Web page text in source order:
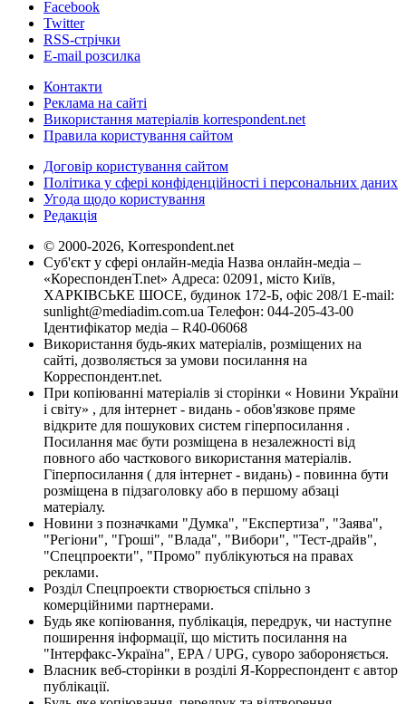
Facebook
Twitter
RSS-стрічки
E-mail розсилка
Контакти
Реклама на сайті
Використання матеріалів korrespondent.net
Правила користування сайтом
Договір користування сайтом
Політика у сфері конфіденційності і персональних даних
Угода щодо користування
Редакція
© 2000-2026, Korrespondent.net
Суб'єкт у сфері онлайн-медіа Назва онлайн-медіа –
«КореспонденТ.net» Адреса: 02091, місто Київ,
ХАРКІВСЬКЕ ШОСЕ, будинок 172-Б, офіс 208/1 E-mail:
sunlight@mediadim.com.ua Телефон: 044-205-43-00
Ідентифікатор медіа – R40-06068
Використання будь-яких матеріалів, розміщених на
сайті, дозволяється за умови посилання на
Корреспондент.net.
При копіюванні матеріалів зі сторінки « Новини України
і світу» , для інтернет - видань - обов'язкове пряме
відкрите для пошукових систем гіперпосилання .
Посилання має бути розміщена в незалежності від
повного або часткового використання матеріалів.
Гіперпосилання ( для інтернет - видань) - повинна бути
розміщена в підзаголовку або в першому абзаці
матеріалу.
Новини з позначками "Думка", "Експертиза", "Заява",
"Регіони", "Гроші", "Влада", "Вибори", "Тест-драйв",
"Спецпроекти", "Промо" публікуються на правах
реклами.
Розділ Спецпроекти створюється спільно з
комерційними партнерами.
Будь яке копіювання, публікація, передрук, чи наступне
поширення інформації, що містить посилання на
"Інтерфакс-Україна", EPA / UPG, суворо забороняється.
Власник веб-сторінки в розділі Я-Корреспондент є автор
публікації.